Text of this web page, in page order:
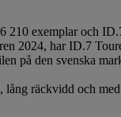
exemplar och
2024, har ID.7
på den svenska
räckvidd och